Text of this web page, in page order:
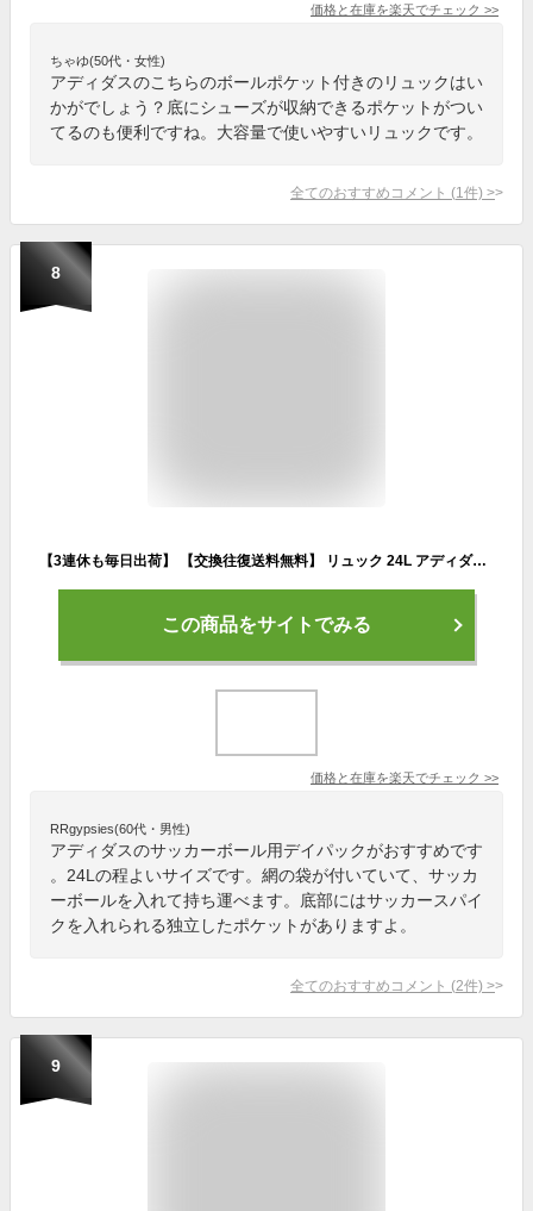
価格と在庫を楽天でチェック >>
ちゃゆ(50代・女性)
アディダスのこちらのボールポケット付きのリュックはい
かがでしょう？底にシューズが収納できるポケットがつい
てるのも便利ですね。大容量で使いやすいリュックです。
全てのおすすめコメント (1 件) >
8
【3連休も毎日出荷】 【交換往復送料無料】 リュック 24L アディダス adidas サッカー ボール用デイパック 大容量 ADP43 フットサル バックパック リュックサック かばん 部活 合宿 旅行 バッグ刺繍有料可(B) 【365日あす楽対応】
この商品をサイトでみる
価格と在庫を楽天でチェック >>
RRgypsies(60代・男性)
アディダスのサッカーボール用デイパックがおすすめです
。24Lの程よいサイズです。網の袋が付いていて、サッカ
ーボールを入れて持ち運べます。底部にはサッカースパイ
クを入れられる独立したポケットがありますよ。
全てのおすすめコメント (2件) >
9